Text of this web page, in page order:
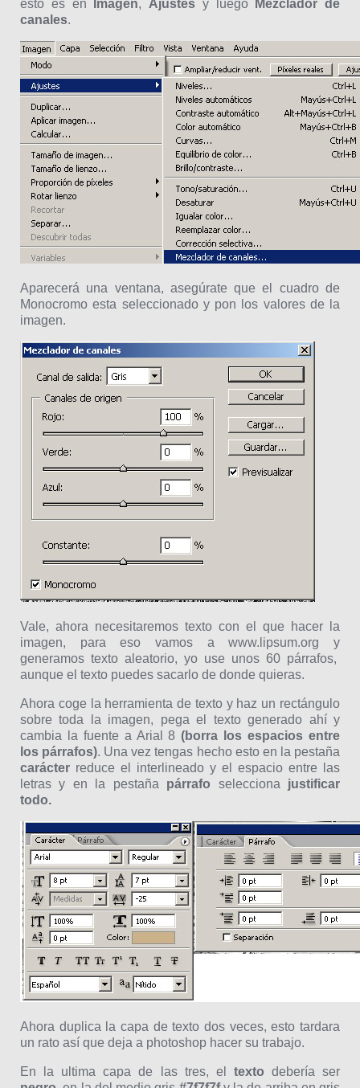
esto es en
Imagen, Ajustes y luego
Mezclador de
canales.
Aparecerá una ventana, asegúrate que el cuadro de
Monocromo esta seleccionado y pon los valores de la
imagen.
Vale, ahora necesitaremos texto con el que hacer la
imagen, para eso vamos a www.lipsum.org y
generamos texto aleatorio, yo use unos 60 párrafos,
aunque el texto puedes sacarlo de donde quieras.
Ahora coge la herramienta de texto y haz un rectángulo
sobre toda la imagen, pega el texto generado ahí y
cambia la fuente a Arial 8(borra los espacios entre
los párrafos). Una vez tengas hecho esto en la pestaña
carácter reduce el interlineado y el espacio entre las
letras y en la pestaña párrafo selecciona justificar
todo.
Ahora duplica la capa de texto dos veces, esto tardara
un rato así que deja a photoshop hacer su trabajo.
En la ultima capa de las tres, el texto debería ser